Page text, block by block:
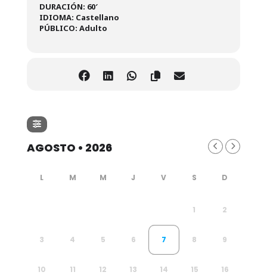
DURACIÓN: 60′
IDIOMA: Castellano
PÚBLICO: Adulto
AGOSTO • 2026
1 2
3 4 5 6 7 8 9
10 11 12 13 14 15 16